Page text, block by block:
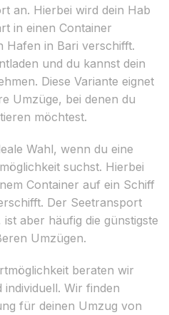
an. Hierbei wird dein Hab
in einen Container
Hafen in Bari verschifft.
und du kannst dein
Diese Variante eignet
Umzüge, bei denen du
möchtest.
Wahl, wenn du eine
suchst. Hierbei
Container auf ein Schiff
Der Seetransport
aber häufig die günstigste
Umzügen.
beraten wir
Wir finden
für deinen Umzug von